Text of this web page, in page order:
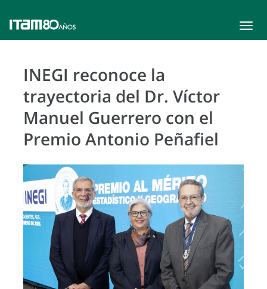
Toggle
INEGI reconoce la
trayectoria del Dr. Víctor
Manuel Guerrero con el
Premio Antonio Peñafiel